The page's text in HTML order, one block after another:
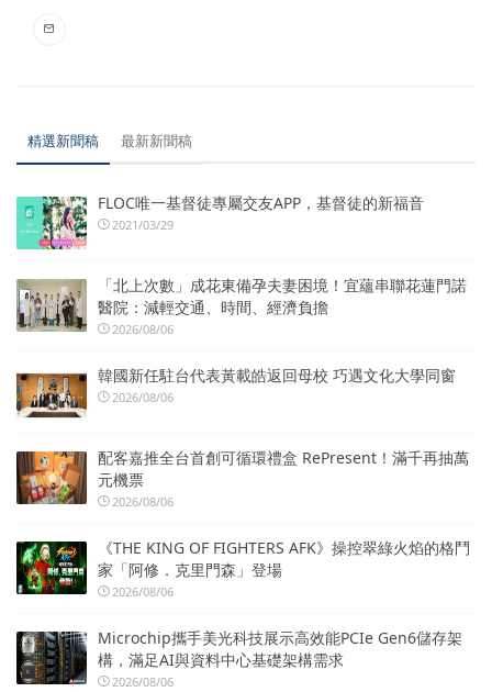
精選新聞稿 最新新聞稿
FLOC唯一基督徒專屬交友APP，基督徒的新福音
2021/03/29
「北上次數」成花東備孕夫妻困境！宜蘊串聯花蓮門諾
醫院：減輕交通、時間、經濟負擔
2026/08/06
韓國新任駐台代表黃載皓返回母校 巧遇文化大學同窗
2026/08/06
配客嘉推全台首創可循環禮盒 RePresent！滿千再抽萬
元機票
2026/08/06
《THE KING OF FIGHTERS AFK》操控翠綠火焰的格鬥
家「阿修．克里門森」登場
2026/08/06
Microchip攜手美光科技展示高效能PCIe Gen6儲存架
構，滿足AI與資料中心基礎架構需求
2026/08/06